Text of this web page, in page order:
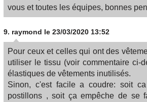
vous et toutes les équipes, bonnes
9. raymond le 23/03/2020 13:52
Pour ceux et celles qui ont des
utiliser le tissu (voir commentaire ci-
élastiques de vêtements inutilisés.
Sinon, c'est facile a coudre: soit
postillons , soit ça empêche de se